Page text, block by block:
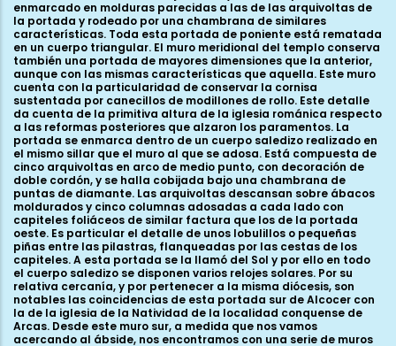
enmarcado en molduras parecidas a las de las arquivoltas de
la portada y rodeado por una chambrana de similares
características. Toda esta portada de poniente está rematada
en un cuerpo triangular. El muro meridional del templo conserva
también una portada de mayores dimensiones que la anterior,
aunque con las mismas características que aquella. Este muro
cuenta con la particularidad de conservar la cornisa
sustentada por canecillos de modillones de rollo. Este detalle
da cuenta de la primitiva altura de la iglesia románica respecto
a las reformas posteriores que alzaron los paramentos. La
portada se enmarca dentro de un cuerpo saledizo realizado en
el mismo sillar que el muro al que se adosa. Está compuesta de
cinco arquivoltas en arco de medio punto, con decoración de
doble cordón, y se halla cobijada bajo una chambrana de
puntas de diamante. Las arquivoltas descansan sobre ábacos
moldurados y cinco columnas adosadas a cada lado con
capiteles foliáceos de similar factura que los de la portada
oeste. Es particular el detalle de unos lobulillos o pequeñas
piñas entre las pilastras, flanqueadas por las cestas de los
capiteles. A esta portada se la llamó del Sol y por ello en todo
el cuerpo saledizo se disponen varios relojes solares. Por su
relativa cercanía, y por pertenecer a la misma diócesis, son
notables las coincidencias de esta portada sur de Alcocer con
la de la iglesia de la Natividad de la localidad conquense de
Arcas. Desde este muro sur, a medida que nos vamos
acercando al ábside, nos encontramos con una serie de muros